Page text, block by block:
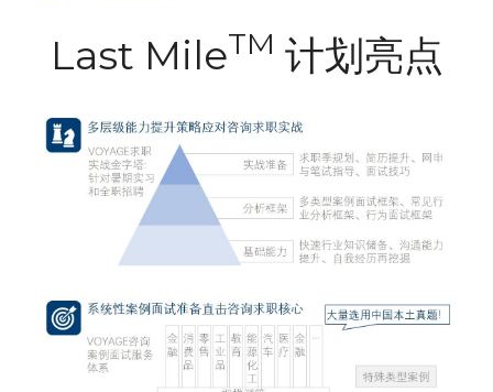
Last MileTM 计划亮点